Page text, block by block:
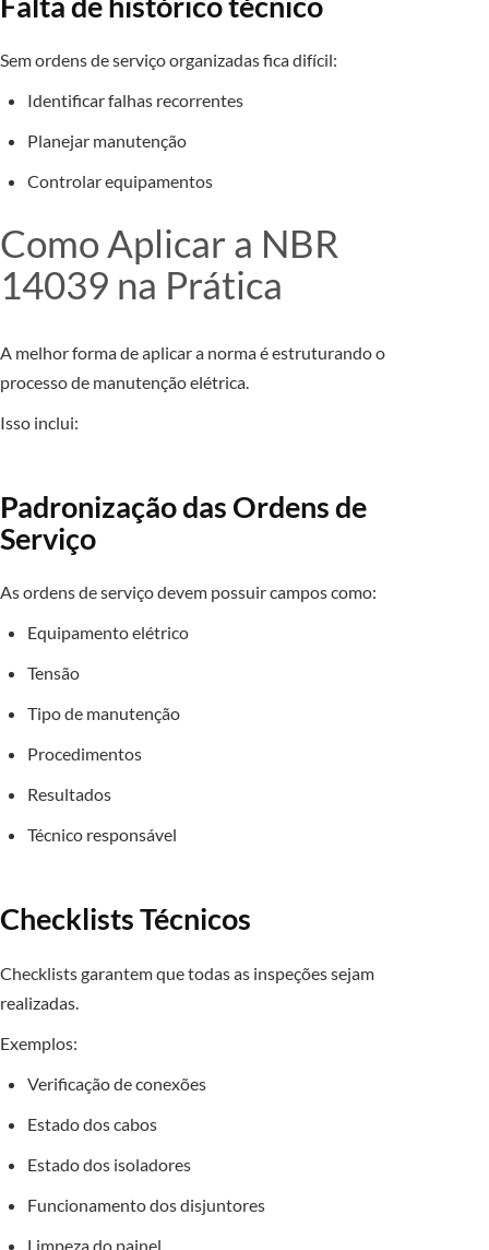
Sem ordens de serviço organizadas fica difícil:
Identificar falhas recorrentes
Planejar manutenção
Controlar equipamentos
Como Aplicar a NBR
14039 na Prática
A melhor forma de aplicar a norma é estruturando o
processo de manutenção elétrica.
Isso inclui:
Padronização das Ordens de
Serviço
As ordens de serviço devem possuir campos como:
Equipamento elétrico
Tensão
Tipo de manutenção
Procedimentos
Resultados
Técnico responsável
Checklists Técnicos
Checklists garantem que todas as inspeções sejam
realizadas.
Exemplos:
Verificação de conexões
Estado dos cabos
Estado dos isoladores
Funcionamento dos disjuntores
Limpeza do painel